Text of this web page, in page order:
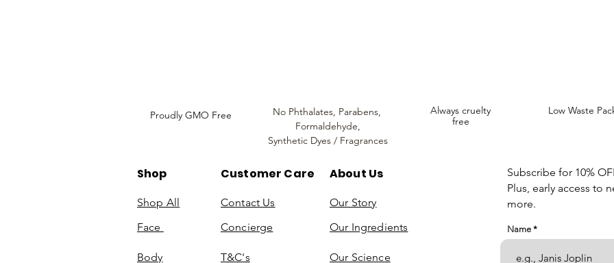
Proudly GMO Free No Phthalates, Parabens,
Formaldehyde,
Synthetic Dyes / Fragrances
Always cruelty
free
Low Waste
Subscribe for 10%
Plus, early access to
more.
Name
Shop Customer Care About Us
Shop All Contact Us
Our Story
Face
Concierge Our Ingredients
Body T&C's Our Science